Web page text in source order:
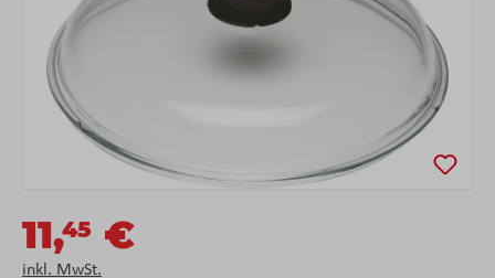
11,45 €
inkl. MwSt.